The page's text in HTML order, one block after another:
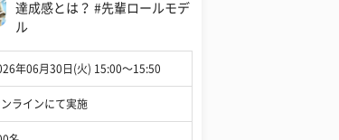
達成感とは？ #先輩ロールモデ
ル
年06月30日(火) 15:00〜15:50
ンラインにて実施